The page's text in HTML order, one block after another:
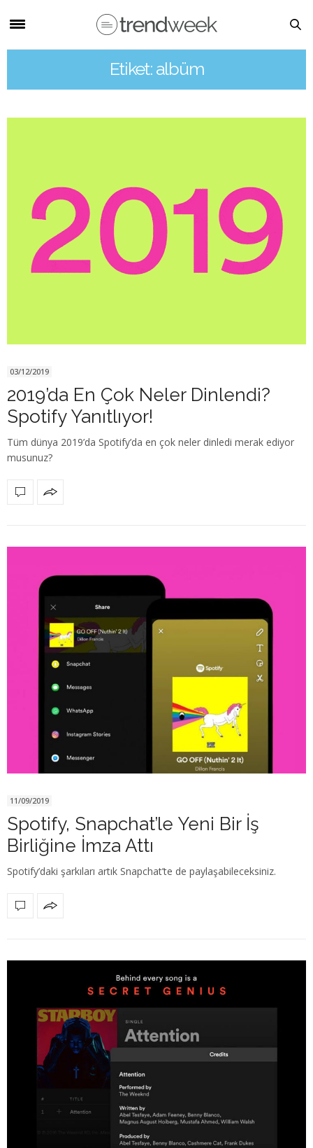
Etiket: albüm
03/12/2019
2019’da En Çok Neler Dinlendi?
Spotify Yanıtlıyor!
Tüm dünya 2019’da Spotify’da en çok neler dinledi merak ediyor
musunuz?
11/09/2019
Spotify, Snapchat’le Yeni Bir İş
Birliğine İmza Attı
Spotify’daki şarkıları artık Snapchat’te de paylaşabileceksiniz.